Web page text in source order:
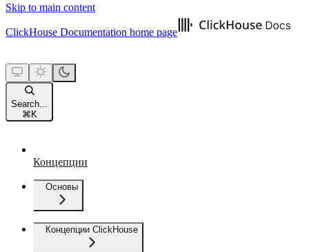
Skip to main content
ClickHouse Documentation home page
Search...
⌘ K
Концепции
Основы
Концепции ClickHouse